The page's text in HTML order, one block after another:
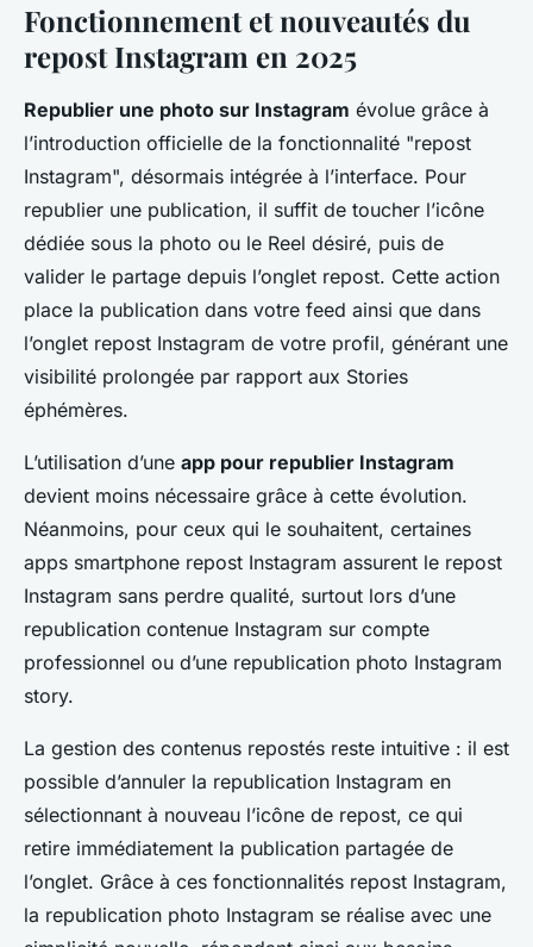
Fonctionnement et nouveautés du
repost Instagram en 2025
Republier une photo sur Instagram évolue grâce à
l’introduction officielle de la fonctionnalité "repost
Instagram", désormais intégrée à l’interface. Pour
republier une publication, il suffit de toucher l’icône
dédiée sous la photo ou le Reel désiré, puis de
valider le partage depuis l’onglet repost. Cette action
place la publication dans votre feed ainsi que dans
l’onglet repost Instagram de votre profil, générant une
visibilité prolongée par rapport aux Stories
éphémères.
L’utilisation d’une app pour republier Instagram
devient moins nécessaire grâce à cette évolution.
Néanmoins, pour ceux qui le souhaitent, certaines
apps smartphone repost Instagram assurent le repost
Instagram sans perdre qualité, surtout lors d’une
republication contenue Instagram sur compte
professionnel ou d’une republication photo Instagram
story.
La gestion des contenus repostés reste intuitive : il est
possible d’annuler la republication Instagram en
sélectionnant à nouveau l’icône de repost, ce qui
retire immédiatement la publication partagée de
l’onglet. Grâce à ces fonctionnalités repost Instagram,
la republication photo Instagram se réalise avec une